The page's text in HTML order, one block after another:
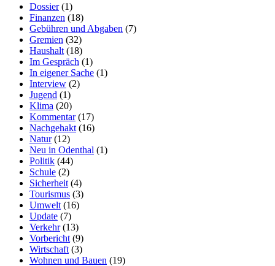
Dossier(1)
Finanzen (18)
Gebühren und Abgaben (7)
Gremien (32)
Haushalt (18)
Im Gespräch (1)
In eigener Sache (1)
Interview (2)
Jugend (1)
Klima (20)
Kommentar(17)
Nachgehakt (16)
Natur(12)
Neu in Odenthal (1)
Politik (44)
Schule (2)
Sicherheit (4)
Tourismus (3)
Umwelt (16)
Update (7)
Verkehr(13)
Vorbericht (9)
Wirtschaft (3)
Wohnen und Bauen (19)